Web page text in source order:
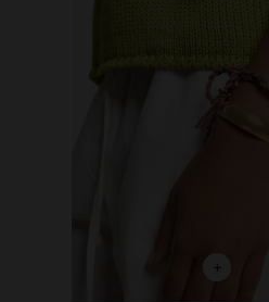
+